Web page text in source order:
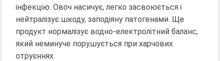
інфекцію. Овоч насичує, легко засвоюється і
нейтралізує шкоду, заподіяну патогенами. Ще
продукт нормалізує водно-електролітний баланс,
який неминуче порушується при харчових
отруєннях.